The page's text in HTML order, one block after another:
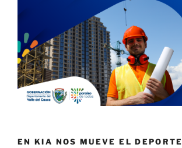
EN KIA NOS MUEVE EL DEPORTE